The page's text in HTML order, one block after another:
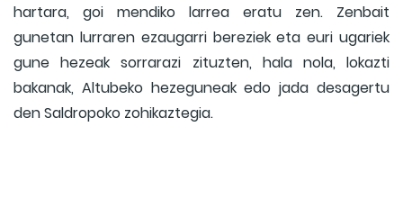
hartara, goi mendiko larrea eratu zen. Zenbait
gunetan lurraren ezaugarri bereziek eta euri ugariek
gune hezeak sorrarazi zituzten, hala nola, lokazti
bakanak, Altubeko hezeguneak edo jada desagertu
den Saldropoko zohikaztegia.